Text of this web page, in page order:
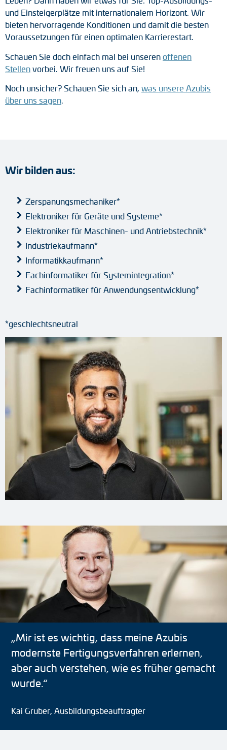
Tacho-Generatoren
LWL-Signalübertragung
Impulsverteiler
Frequenz-Spannungs-Wandler
Kupplungen
Zwischenflansche
Adapterwellen
Drehmomentstützen
DC Motoren
AC Synchrongeneratoren
und Einsteigerplätze mit internationalem Horizont. Wir
bieten hervorragende Konditionen und damit die besten
Voraussetzungen für einen optimalen Karrierestart.
Schauen Sie doch einfach mal bei unseren offenen
Stellen vorbei. Wir freuen uns auf Sie!
Noch unsicher? Schauen Sie sich an, was unsere Azubis
über uns sagen.
Wir bilden aus:
Zerspanungsmechaniker*
Elektroniker für Geräte und Systeme*
Elektroniker für Maschinen- und Antriebstechnik*
Industriekaufmann*
Informatikkaufmann*
Fachinformatiker für Systemintegration*
Fachinformatiker für Anwendungsentwicklung*
*geschlechtsneutral
„Mir ist es wichtig, dass meine Azubis
modernste Fertigungsverfahren erlernen,
aber auch verstehen, wie es früher gemacht
wurde.“
Kai Gruber, Ausbildungsbeauftragter